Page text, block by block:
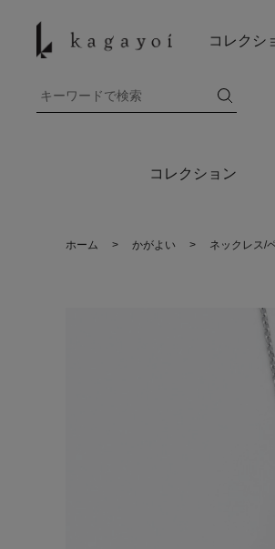
コレクション
コレクシ
ホーム > かがよい > ネックレス/